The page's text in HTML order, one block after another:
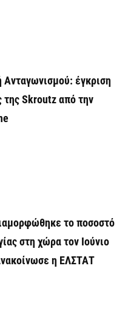
Ανταγωνισμού: έγκριση
της Skroutz από την
το ποσοστό
στη χώρα τον Ιούνιο
η ΕΛΣΤΑΤ